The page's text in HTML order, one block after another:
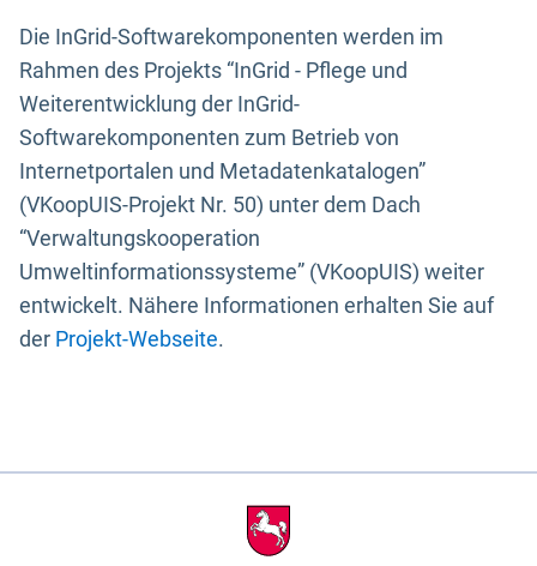
Die InGrid-Softwarekomponenten werden im
Rahmen des Projekts “InGrid - Pflege und
Weiterentwicklung der InGrid-
Softwarekomponenten zum Betrieb von
Internetportalen und Metadatenkatalogen”
(VKoopUIS-Projekt Nr. 50) unter dem Dach
“Verwaltungskooperation
Umweltinformationssysteme” (VKoopUIS) weiter
entwickelt. Nähere Informationen erhalten Sie auf
der Projekt-Webseite.